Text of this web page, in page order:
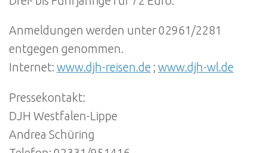
Anmeldungen werden unter 02961/2281
entgegen genommen.
Internet: www.djh-reisen.de ; www.djh-wl.de
Pressekontakt:
DJH Westfalen-Lippe
Andrea Schüring